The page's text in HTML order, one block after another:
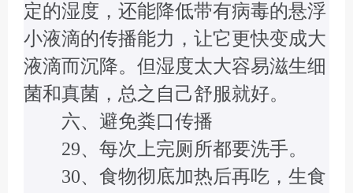
定的湿度，还能降低带有病毒的悬浮
小液滴的传播能力，让它更快变成大
液滴而沉降。但湿度太大容易滋生细
菌和真菌，总之自己舒服就好。
六、避免粪口传播
29、每次上完厕所都要洗手。
30、食物彻底加热后再吃，生食